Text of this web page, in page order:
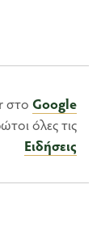
στο Google
όλες τις
Ειδήσεις